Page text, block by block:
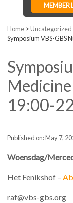
MEMBER
Home >Uncategorized
Symposium VBS-GBS
19:00-
Published on: May 7,
Woensdag/
Het Fenikshof –
raf@vbs-gbs.org